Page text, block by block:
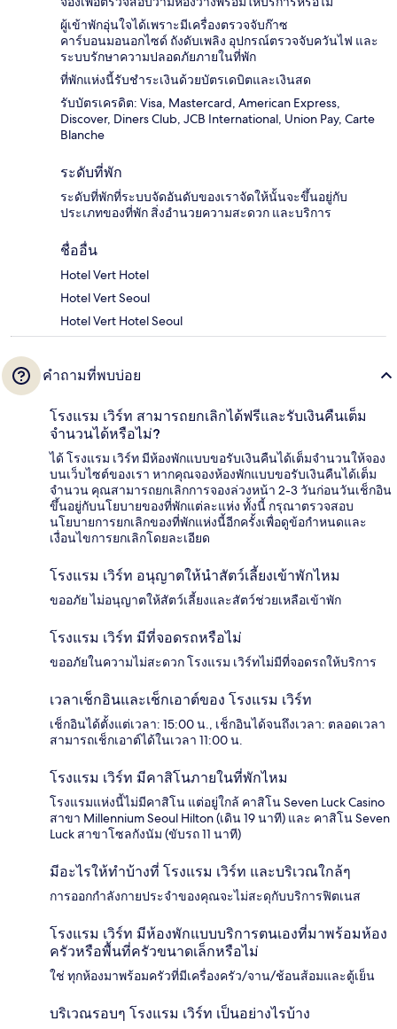
ผู้เข้าพักอุ่นใจได้เพราะมีเครื่องตรวจจับก๊าซ
คาร์บอนมอนอกไซด์ ถังดับเพลิง อุปกรณ์ตรวจจับควันไฟ และ
ระบบรักษาความปลอดภัยภายในที่พัก
ที่พักแห่งนี้รับชำระเงินด้วยบัตรเดบิตและเงินสด
รับบัตรเครดิต: Visa, Mastercard, American Express,
Discover, Diners Club, JCB International, Union Pay, Carte
Blanche
ระดับที่พัก
ระดับที่พักที่ระบบจัดอันดับของเราจัดให้นั้นจะขึ้นอยู่กับ
ประเภทของที่พัก สิ่งอำนวยความสะดวก และบริการ
ชื่ออื่น
Hotel Vert Hotel
Hotel Vert Seoul
Hotel Vert Hotel Seoul
คำถามที่พบบ่อย
โรงแรม เวิร์ท สามารถยกเลิกได้ฟรีและรับเงินคืนเต็ม
จำนวนได้หรือไม่?
ได้ โรงแรม เวิร์ท มีห้องพักแบบขอรับเงินคืนได้เต็มจำนวนให้จอง
บนเว็บไซต์ของเรา หากคุณจองห้องพักแบบขอรับเงินคืนได้เต็ม
จำนวน คุณสามารถยกเลิกการจองล่วงหน้า 2-3 วันก่อนวันเช็กอิน
ขึ้นอยู่กับนโยบายของที่พักแต่ละแห่ง ทั้งนี้ กรุณาตรวจสอบ
นโยบายการยกเลิกของที่พักแห่งนี้อีกครั้งเพื่อดูข้อกำหนดและ
เงื่อนไขการยกเลิกโดยละเอียด
โรงแรม เวิร์ท อนุญาตให้นำสัตว์เลี้ยงเข้าพักไหม
ขออภัย ไม่อนุญาตให้สัตว์เลี้ยงและสัตว์ช่วยเหลือเข้าพัก
โรงแรม เวิร์ท มีที่จอดรถหรือไม่
ขออภัยในความไม่สะดวก โรงแรม เวิร์ทไม่มีที่จอดรถให้บริการ
เวลาเช็กอินและเช็กเอาต์ของ โรงแรม เวิร์ท
เช็กอินได้ตั้งแต่เวลา: 15:00 น., เช็กอินได้จนถึงเวลา: ตลอดเวลา
สามารถเช็กเอาต์ได้ในเวลา 11:00 น.
โรงแรม เวิร์ท มีคาสิโนภายในที่พักไหม
โรงแรมแห่งนี้ไม่มีคาสิโน แต่อยู่ใกล้ คาสิโน Seven Luck Casino
สาขา Millennium Seoul Hilton (เดิน 19 นาที) และ คาสิโน Seven
Luck สาขาโซลกังนัม (ขับรถ 11 นาที)
มีอะไรให้ทำบ้างที่ โรงแรม เวิร์ท และบริเวณใกล้ๆ
การออกกำลังกายประจำของคุณจะไม่สะดุกับบริการฟิตเนส
โรงแรม เวิร์ท มีห้องพักแบบบริการตนเองที่มาพร้อมห้อง
ครัวหรือพื้นที่ครัวขนาดเล็กหรือไม่
ใช่ ทุกห้องมาพร้อมครัวที่มีเครื่องครัว/จาน/ช้อนส้อมและตู้เย็น
บริเวณรอบๆ โรงแรม เวิร์ท เป็นอย่างไรบ้าง